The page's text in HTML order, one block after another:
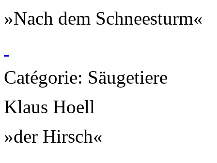
»Nach dem Schneesturm«
Catégorie: Säugetiere
Klaus Hoell
»der Hirsch«